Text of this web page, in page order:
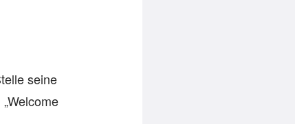
seine